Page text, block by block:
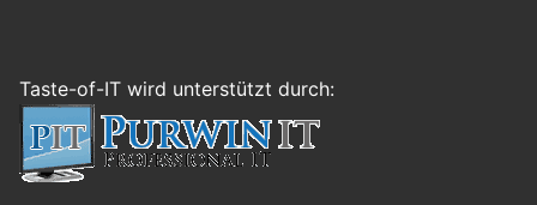
Taste-of-IT wird unterstützt durch: